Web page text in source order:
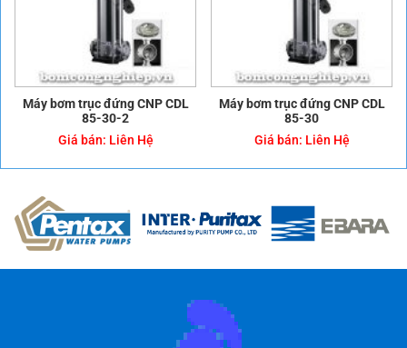
Máy bơm trục đứng CNP CDL
85-30-2
Giá bán: Liên Hệ
Máy bơm trục đứng CNP CDL
85-30
Giá bán: Liên Hệ